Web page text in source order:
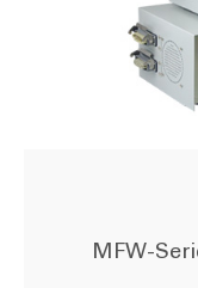
MFW-